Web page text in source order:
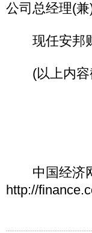
公司总经理(兼
现任安邦财
(以上内容
中国经济网
http://